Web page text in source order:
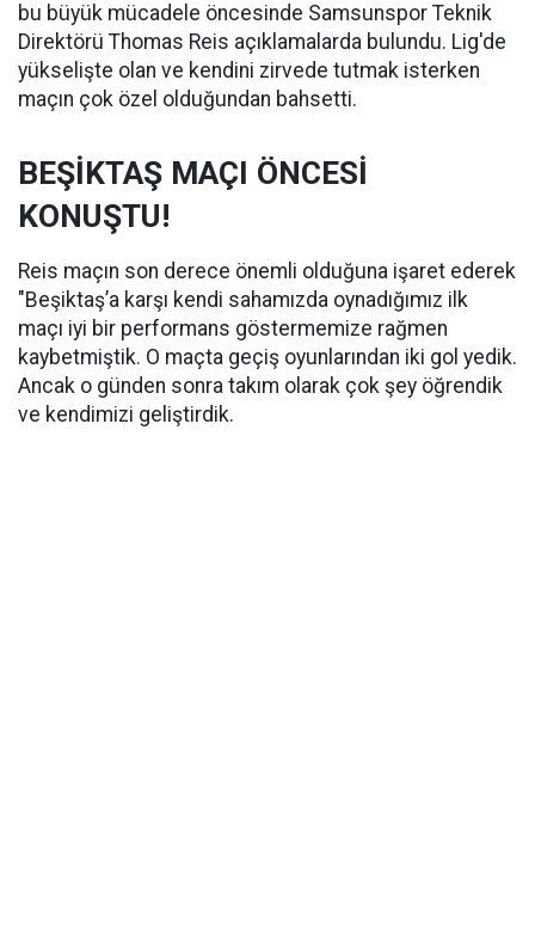
bu büyük mücadele öncesinde Samsunspor Teknik
Direktörü Thomas Reis açıklamalarda bulundu. Lig'de
yükselişte olan ve kendini zirvede tutmak isterken
maçın çok özel olduğundan bahsetti.
BEŞİKTAŞ MAÇI ÖNCESİ
KONUŞTU!
Reis maçın son derece önemli olduğuna işaret ederek
"Beşiktaş’a karşı kendi sahamızda oynadığımız ilk
maçı iyi bir performans göstermemize rağmen
kaybetmiştik. O maçta geçiş oyunlarından iki gol yedik.
Ancak o günden sonra takım olarak çok şey öğrendik
ve kendimizi geliştirdik.